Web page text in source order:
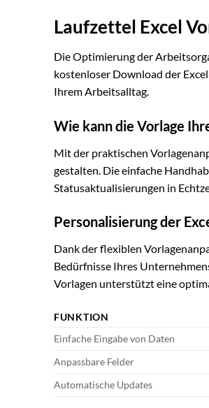
Laufzettel Excel
Die Optimierung der
kostenloser Download der
Ihrem Arbeitsalltag.
Wie kann die Vorlage
Mit der praktischen
gestalten. Die einfache
Statusaktualisierungen in
Personalisierung der
Dank der flexiblen
Bedürfnisse Ihres
Vorlagen unterstützt eine
FUNKTION
Einfache Eingabe von Daten
Anpassbare Felder
Automatische Updates